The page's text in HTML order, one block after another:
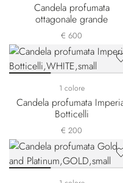
Candela profumata
ottagonale grande
€ 600
1 colore
Candela profumata
Botticelli
€ 200